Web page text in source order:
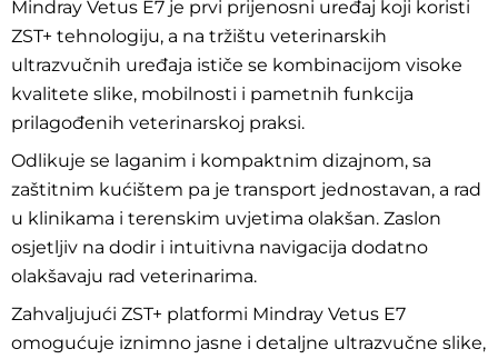
Mindray Vetus E7 je prvi prijenosni uređaj koji koristi
ZST+ tehnologiju, a na tržištu veterinarskih
ultrazvučnih uređaja ističe se kombinacijom visoke
kvalitete slike, mobilnosti i pametnih funkcija
prilagođenih veterinarskoj praksi.
Odlikuje se laganim i kompaktnim dizajnom, sa
zaštitnim kućištem pa je transport jednostavan, a rad
u klinikama i terenskim uvjetima olakšan. Zaslon
osjetljiv na dodir i intuitivna navigacija dodatno
olakšavaju rad veterinarima.
Zahvaljujući ZST+ platformi Mindray Vetus E7
omogućuje iznimno jasne i detaljne ultrazvučne slike,